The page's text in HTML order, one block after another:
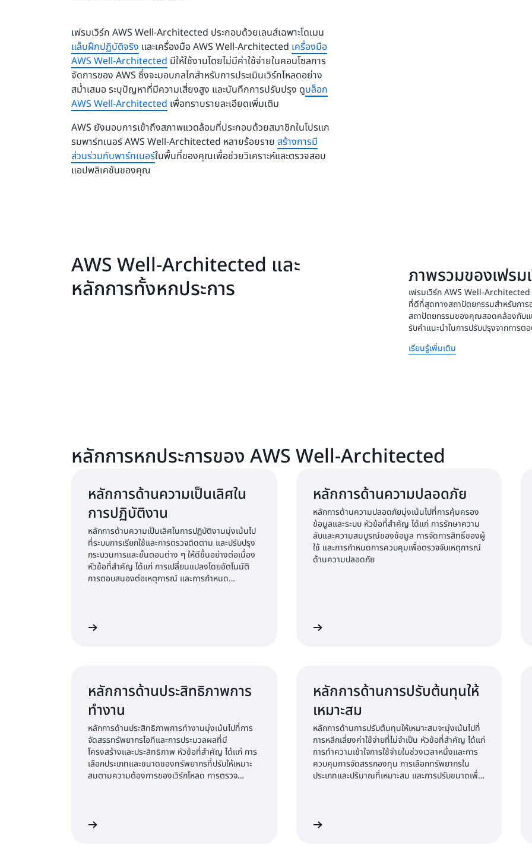
เฟรมเวิร์ก AWS Well-Architected ประกอบด้วยเลนส์เฉพาะโดเมน
แล็บฝึกปฏิบัติจริง และเครื่องมือ AWS Well-Architected เครื่องมือ
AWS Well-Architected มีให้ใช้งานโดยไม่มีค่าใช้จ่ายในคอนโซลการ
จัดการของ AWS ซึ่งจะมอบกลไกสำหรับการประเมินเวิร์กโหลดอย่าง
สม่ำเสมอ ระบุปัญหาที่มีความเสี่ยงสูง และบันทึกการปรับปรุง ดูบล็อก
AWS Well-Architected เพื่อทราบรายละเอียดเพิ่มเติม
AWS ยังมอบการเข้าถึงสภาพแวดล้อมที่ประกอบด้วยสมาชิกในโปรแก
รมพาร์ทเนอร์ AWS Well-Architected หลายร้อยรายสร้างการมี
ส่วนร่วมกับพาร์ทเนอร์ในพื้นที่ของคุณเพื่อช่วยวิเคราะห์และตรวจสอบ
แอปพลิเคชันของคุณ
AWS Well-Architected และ
หลักการทั้งหกประการ
ภาพรวมของเฟรม
เฟรมเวิร์ก AWS Well-
ที่ดีที่สุดทางสถาปัตยกรรมสำหรับการอ
สถาปัตยกรรมของคุณสอดคล้องกับแ
รับคำแนะนำในการปรับปรุงจากการ
เรียนรู้เพิ่มเติม
หลักการหกประการของ AWS Well-Architected
หลักการด้านความเป็นเลิศใน
การปฏิบัติงาน
หลักการด้านความเป็นเลิศในการปฏิบัติงานมุ่งเน้นไป
ที่ระบบการเรียกใช้และการตรวจติดตาม และปรับปรุง
กระบวนการและขั้นตอนต่าง ๆ ให้ดีขึ้นอย่างต่อเนื่อง
หัวข้อที่สำคัญ ได้แก่ การเปลี่ยนแปลงโดยอัตโนมัติ
การตอบสนองต่อเหตุการณ์ และการกำหนด
หลักการด้านความปลอดภัย
หลักการด้านความปลอดภัยมุ่งเน้นไปที่การคุ้มครอง
ข้อมูลและระบบ หัวข้อที่สำคัญ ได้แก่ การรักษาความ
ลับและความสมบูรณ์ของข้อมูล การจัดการสิทธิ์ของผู้
ใช้ และการกำหนดการควบคุมเพื่อตรวจจับเหตุการณ์
ด้านความปลอดภัย
หลักการด้านประสิทธิภาพการ
ทำงาน
หลักการด้านประสิทธิภาพการทำงานมุ่งเน้นไปที่การ
จัดสรรทรัพยากรไอทีและการประมวลผลที่มี
โครงสร้างและประสิทธิภาพ หัวข้อที่สำคัญ ได้แก่ การ
เลือกประเภทและขนาดของทรัพยากรที่ปรับให้เหมาะ
สมตามความต้องการของเวิร์กโหลด การตรวจ
หลักการด้านการปรับต้นทุนให้
เหมาะสม
หลักการด้านการปรับต้นทุนให้เหมาะสมจะมุ่งเน้นไปที่
การหลีกเลี่ยงค่าใช้จ่ายที่ไม่จำเป็น หัวข้อที่สำคัญ ได้แก่
การทำความเข้าใจการใช้จ่ายในช่วงเวลาหนึ่งและการ
ควบคุมการจัดสรรกองทุน การเลือกทรัพยากรใน
ประเภทและปริมาณที่เหมาะสม และการปรับขนาดเพื่อ